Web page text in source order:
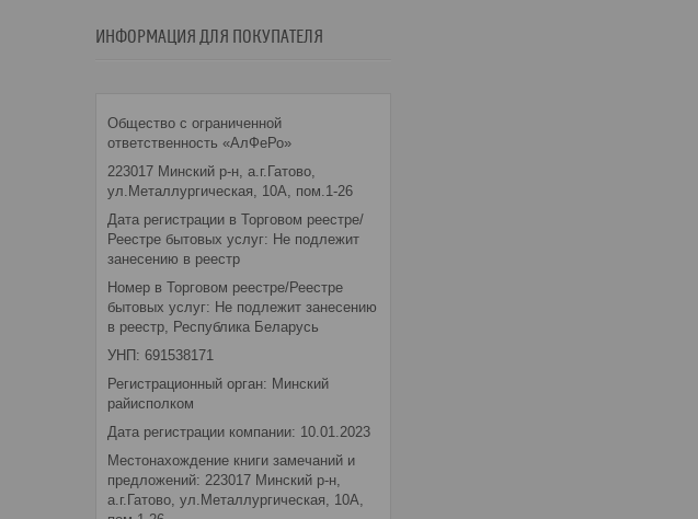
ИНФОРМАЦИЯ ДЛЯ ПОКУПАТЕЛЯ
Общество с ограниченной
ответственность «АлФеРо»
223017 Минский р-н, а.г.Гатово,
ул.Металлургическая, 10А, пом.1-26
Дата регистрации в Торговом реестре/
Реестре бытовых услуг: Не подлежит
занесению в реестр
Номер в Торговом реестре/Реестре
бытовых услуг: Не подлежит занесению
в реестр, Республика Беларусь
УНП: 691538171
Регистрационный орган: Минский
райисполком
Дата регистрации компании: 10.01.2023
Местонахождение книги замечаний и
предложений: 223017 Минский р-н,
а.г.Гатово, ул.Металлургическая, 10А,